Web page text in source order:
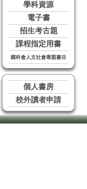
學科資源
電子書
招生考古題
課程指定用書
國科會人文社會專題書目
個人書房
校外讀者申請